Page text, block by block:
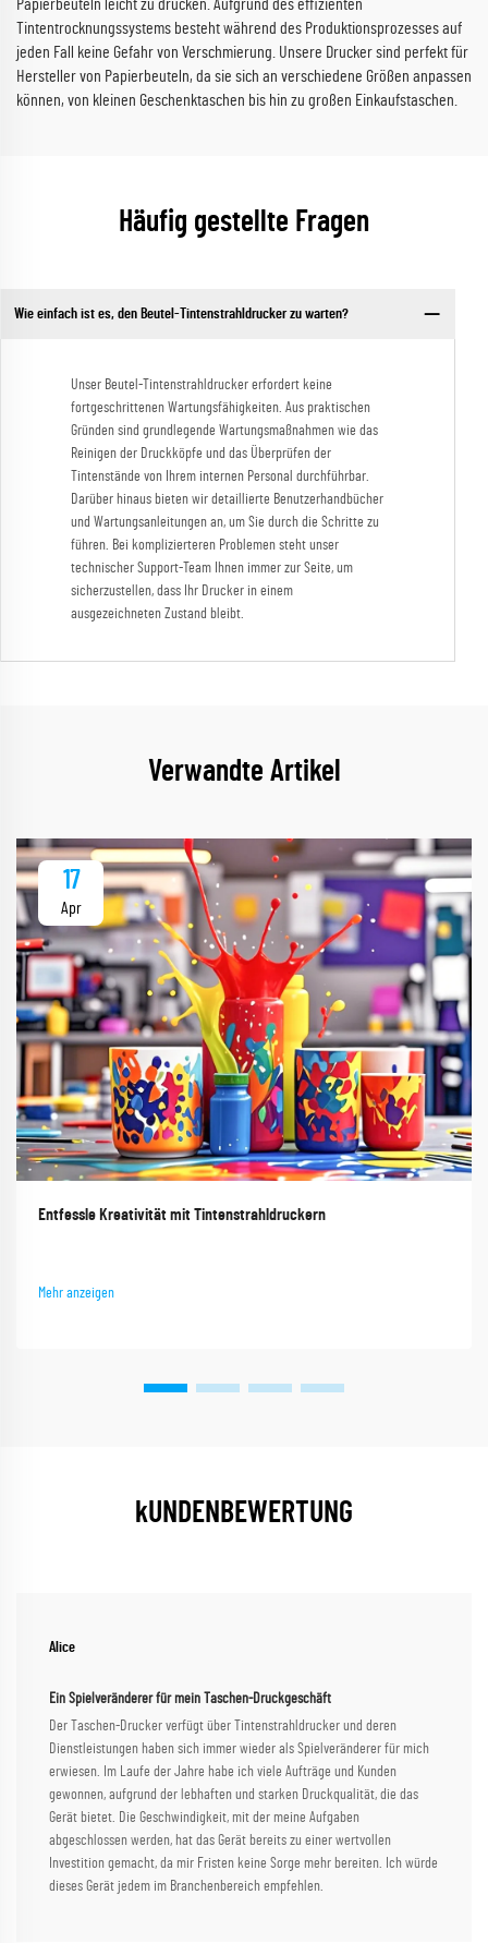
Papierbeuteln leicht zu drucken. Aufgrund des effizienten
Tintentrocknungssystems besteht während des Produktionsprozesses auf
jeden Fall keine Gefahr von Verschmierung. Unsere Drucker sind perfekt für
Hersteller von Papierbeuteln, da sie sich an verschiedene Größen anpassen
können, von kleinen Geschenktaschen bis hin zu großen Einkaufstaschen.
Häufig gestellte Fragen
Wie einfach ist es, den Beutel-Tintenstrahldrucker zu warten?
Unser Beutel-Tintenstrahldrucker erfordert keine
fortgeschrittenen Wartungsfähigkeiten. Aus praktischen
Gründen sind grundlegende Wartungsmaßnahmen wie das
Reinigen der Druckköpfe und das Überprüfen der
Tintenstände von Ihrem internen Personal durchführbar.
Darüber hinaus bieten wir detaillierte Benutzerhandbücher
und Wartungsanleitungen an, um Sie durch die Schritte zu
führen. Bei komplizierteren Problemen steht unser
technischer Support-Team Ihnen immer zur Seite, um
sicherzustellen, dass Ihr Drucker in einem
ausgezeichneten Zustand bleibt.
Verwandte Artikel
17
Apr
Entfessle Kreativität mit Tintenstrahldruckern
Mehr anzeigen
kUNDENBEWERTUNG
Alice
Ein Spielveränderer für mein Taschen-Druckgeschäft
Der Taschen-Drucker verfügt über Tintenstrahldrucker und deren
Dienstleistungen haben sich immer wieder als Spielveränderer für mich
erwiesen. Im Laufe der Jahre habe ich viele Aufträge und Kunden
gewonnen, aufgrund der lebhaften und starken Druckqualität, die das
Gerät bietet. Die Geschwindigkeit, mit der meine Aufgaben
abgeschlossen werden, hat das Gerät bereits zu einer wertvollen
Investition gemacht, da mir Fristen keine Sorge mehr bereiten. Ich würde
dieses Gerät jedem im Branchenbereich empfehlen.